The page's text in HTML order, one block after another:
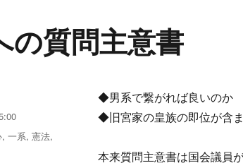
の質問主意書
◆男系で繋がれば良いのか
◆旧宮家の皇族の即位が含
本来質問主意書は国会議員
, 一系, 憲法,